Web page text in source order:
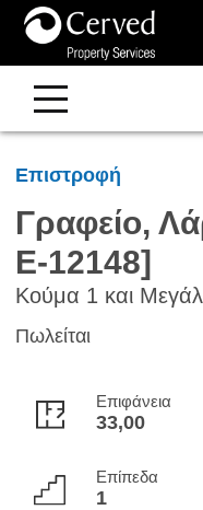
Επιστροφή
Γραφείο,
Ε-12148]
Κούμα 1 και
Πωλείται
Επιφάνεια
33,00
Επίπεδα
1